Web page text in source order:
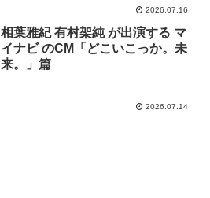
2026.07.16
相葉雅紀 有村架純 が出演する マ
イナビ のCM「どこいこっか。未
来。」篇
2026.07.14